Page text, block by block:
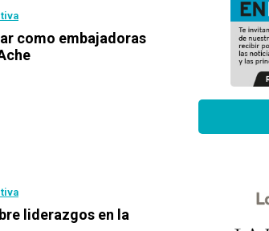
como embajadoras
liderazgos en la